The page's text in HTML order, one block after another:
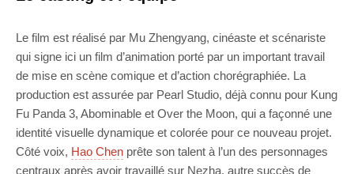
Le film est réalisé par Mu Zhengyang, cinéaste et scénariste
qui signe ici un film d’animation porté par un important travail
de mise en scène comique et d’action chorégraphiée. La
production est assurée par Pearl Studio, déjà connu pour Kung
Fu Panda 3, Abominable et Over the Moon, qui a façonné une
identité visuelle dynamique et colorée pour ce nouveau projet.
Côté voix, Hao Chen prête son talent à l’un des personnages
centraux après avoir travaillé sur Nezha, autre succès de